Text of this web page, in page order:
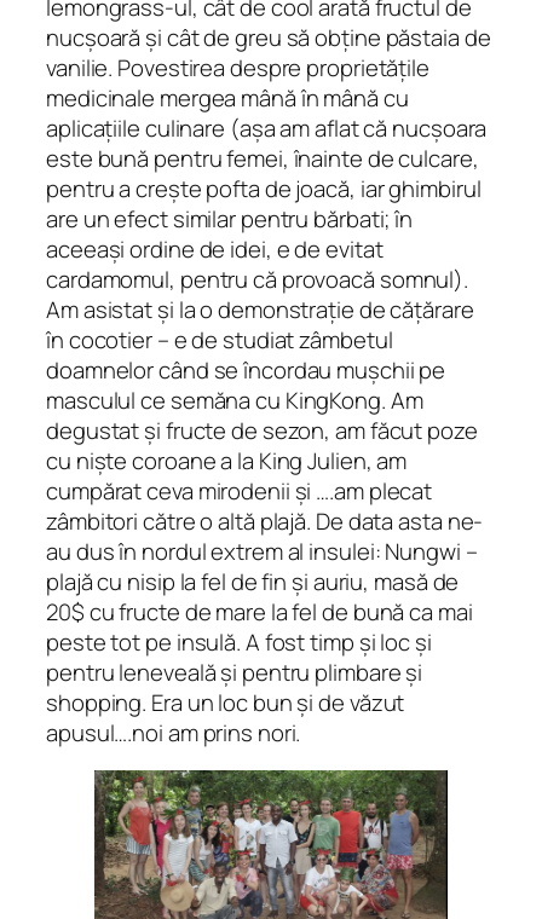
lemongrass-ul, cât de cool arată fructul de
nucșoară și cât de greu să obține păstaia de
vanilie. Povestirea despre proprietățile
medicinale mergea mână în mână cu
aplicațiile culinare (așa am aflat că nucșoara
este bună pentru femei, înainte de culcare,
pentru a crește pofta de joacă, iar ghimbirul
are un efect similar pentru bărbati; în
aceeași ordine de idei, e de evitat
cardamomul, pentru că provoacă somnul).
Am asistat și la o demonstrație de cățărare
în cocotier – e de studiat zâmbetul
doamnelor când se încordau mușchii pe
masculul ce semăna cu KingKong. Am
degustat și fructe de sezon, am făcut poze
cu niște coroane a la King Julien, am
cumpărat ceva mirodenii și ….am plecat
zâmbitori către o altă plajă. De data asta ne-
au dus în nordul extrem al insulei: Nungwi –
plajă cu nisip la fel de fin și auriu, masă de
20$ cu fructe de mare la fel de bună ca mai
peste tot pe insulă. A fost timp și loc și
pentru leneveală și pentru plimbare și
shopping. Era un loc bun și de văzut
apusul….noi am prins nori.